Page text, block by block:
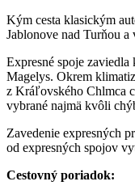
Kým cesta klasickým
Jablonove nad Turňou
Expresné spoje
Magelys. Okrem
z Kráľovského Chlmca
vybrané najmä kvôli
Zavedenie expresných
od expresných spojov
Cestovný poriadok: